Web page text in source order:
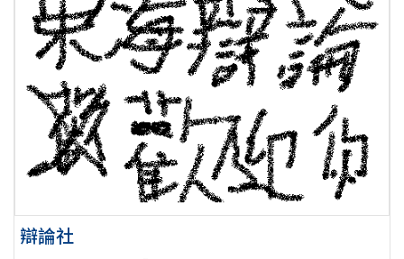
辯論社